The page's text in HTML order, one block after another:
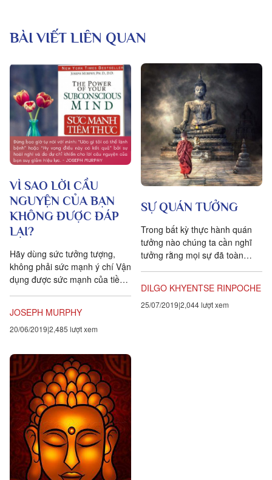
BÀI VIẾT LIÊN QUAN
VÌ SAO LỜI CẦU
NGUYỆN CỦA BẠN
KHÔNG ĐƯỢC ĐÁP
LẠI?
Hãy dùng sức tưởng tượng,
không phải sức mạnh ý chí Vận
dụng được sức mạnh của tiềm
JOSEPH MURPHY
20/06/2019 2,485 lượt xem
SỰ QUÁN TƯỞNG
Trong bất kỳ thực hành quán
tưởng nào chúng ta cần nghĩ
tưởng rằng mọi sự đã toàn
phẩm của trí năng mà là sự
thực vốn có tự ban sơ...
DILGO KHYENTSE RINPOCHE
25/07/2019 2,044 lượt xem